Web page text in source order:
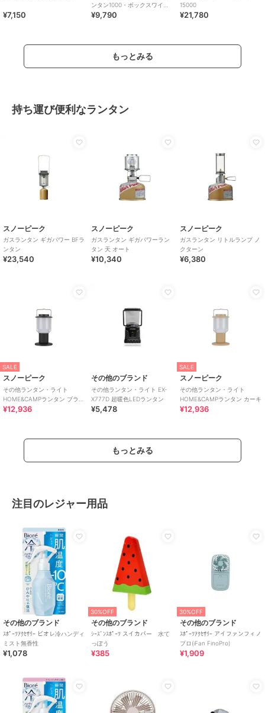
¥7,150
ンタン1000・ボックスワイヤ
レス
¥9,790
15000
¥21,780
もっとみる
持ち運び便利なランタン
スノーピーク
ガスランタン ギガパワー BFラ
ンタン
¥23,540
スノーピーク
ガスランタン ギガパワーラン
タン 天 オート
¥10,340
スノーピーク
ガスランタン リトルランプ ノ
クターン
¥6,380
SALE
スノーピーク
その他ランタン・ライト
HOME&CAMPランタン ブラッ
ク
¥12,936
その他のブランド
その他ランタン・ライト EX-
X777D 超暖色LEDランタン
¥5,478
SALE
スノーピーク
その他ランタン・ライト
HOME&CAMPランタン カーキ
¥12,936
もっとみる
注目のレジャー用品
その他のブランド
ｽﾎﾟｰﾂｱｸｾｻﾘｰ ビオレ冷ハンディ
ミスト無香性
¥1,078
30%OFF
その他のブランド
ｼｰｽﾞﾝｽﾎﾟｰﾂ スイカバー 水て
っぽう
¥385
30%OFF
その他のブランド
ｽﾎﾟｰﾂｱｸｾｻﾘｰ アイファンフィノ
プロ(iFan FinoPro)
¥1,909